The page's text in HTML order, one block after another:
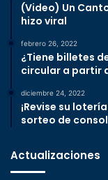
(Video) Un
hizo viral
febrero 26, 2022
¿Tiene billetes
circular a partir
diciembre 24, 2022
¡Revise su
sorteo de
Actualizaciones